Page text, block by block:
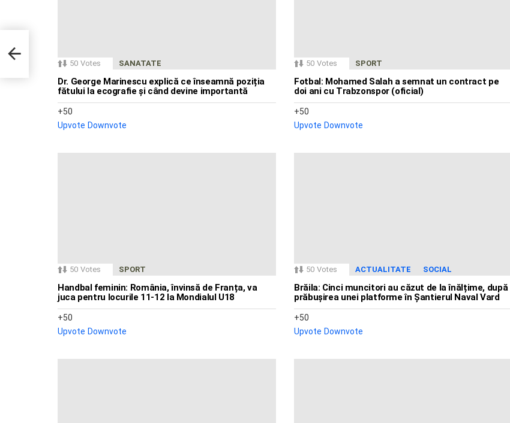
50 Votes SANATATE
Dr. George Marinescu explică ce înseamnă poziția
fătului la ecografie și când devine importantă
50
Upvote Downvote
50 Votes SPORT
Fotbal: Mohamed Salah a semnat un contract pe
doi ani cu Trabzonspor (oficial)
50
Upvote Downvote
50 Votes SPORT
Handbal feminin: România, învinsă de Franța, va
juca pentru locurile 11-12 la Mondialul U18
50
Upvote Downvote
50 Votes ACTUALITATE SOCIAL
Brăila: Cinci muncitori au căzut de la înălțime, după
prăbușirea unei platforme în Șantierul Naval Vard
50
Upvote Downvote